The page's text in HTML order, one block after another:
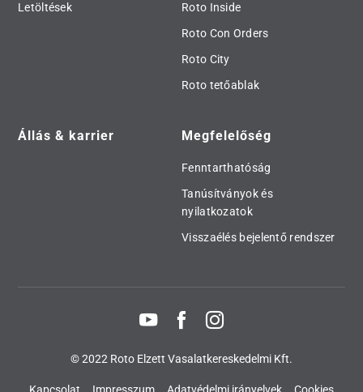
Letöltések
Roto Inside
Roto Con Orders
Roto City
Roto tetőablak
Állás & karrier Megfelelőség
Fenntarthatóság
Tanúsítványok és
nyilatkozatok
Visszaélés bejelentő rendszer
© 2022 Roto Elzett Vasalatkereskedelmi Kft.